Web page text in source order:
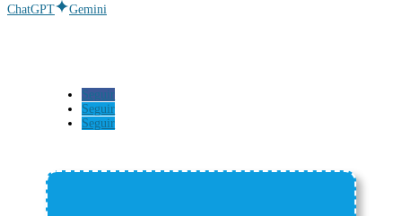
ChatGPT
Gemini
Seguir
Seguir
Seguir